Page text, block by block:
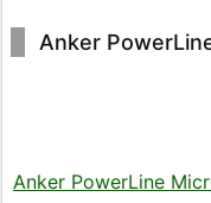
Anker
Anker PowerLine